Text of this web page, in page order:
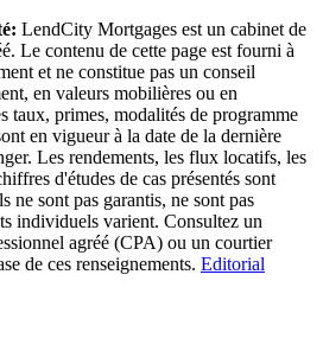
LendCity Mortgages est un cabinet de
Le contenu de cette page est fourni à
et ne constitue pas un conseil
en valeurs mobilières ou en
taux, primes, modalités de programme
en vigueur à la date de la dernière
Les rendements, les flux locatifs, les
d'études de cas présentés sont
sont pas garantis, ne sont pas
individuels varient. Consultez un
agréé (CPA) ou un courtier
de ces renseignements. Editorial